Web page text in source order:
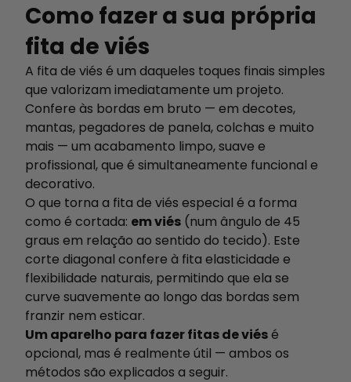
Como fazer a sua própria
fita de viés
A fita de viés é um daqueles toques finais simples
que valorizam imediatamente um projeto.
Confere às bordas em bruto — em decotes,
mantas, pegadores de panela, colchas e muito
mais — um acabamento limpo, suave e
profissional, que é simultaneamente funcional e
decorativo.
O que torna a fita de viés especial é a forma
como é cortada: em viés (num ângulo de 45
graus em relação ao sentido do tecido). Este
corte diagonal confere à fita elasticidade e
flexibilidade naturais, permitindo que ela se
curve suavemente ao longo das bordas sem
franzir nem esticar.
Um aparelho para fazer fitas de viésé
opcional, mas é realmente útil — ambos os
métodos são explicados a seguir.